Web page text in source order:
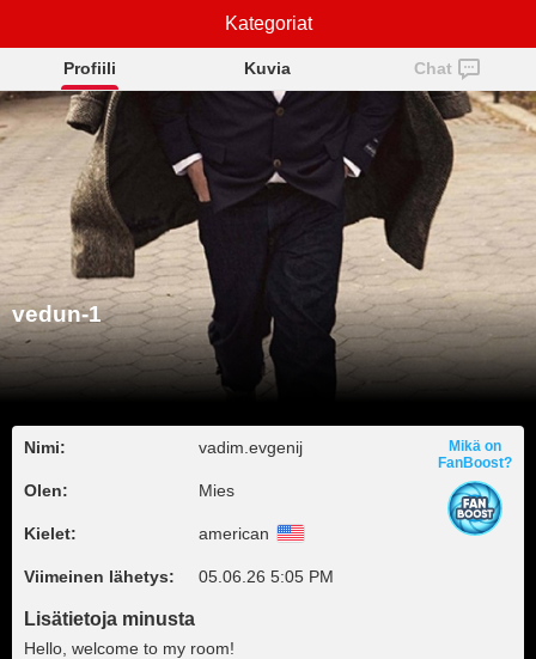
vedun-1
Profiili Kuvia Chat
vedun-1
Nimi: vadim.evgenij
Olen: Mies
Kielet: american
Viimeinen lähetys: 05.06.26 5:05 PM
Mikä on
FanBoost?
Lisätietoja minusta
Hello, welcome to my room!
Kategoriat